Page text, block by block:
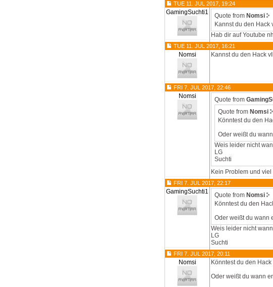
TUE 11. JUL 2017, 19:24
GamingSuchti1 Quote from Nomsi
Kannst du den Hack
Hab dir auf Youtube
TUE 11. JUL 2017, 16:21
Nomsi Kannst du den Hack
FRI 7. JUL 2017, 22:46
Nomsi Quote from
Quote from Nomsi
Könntest du den
Oder weißt du
Weis leider nicht
LG
Suchti
Kein Problem und
FRI 7. JUL 2017, 22:17
GamingSuchti1 Quote from Nomsi
Könntest du den
Oder weißt du wann
Weis leider nicht
LG
Suchti
FRI 7. JUL 2017, 20:11
Nomsi
Könntest du den
Oder weißt du wann